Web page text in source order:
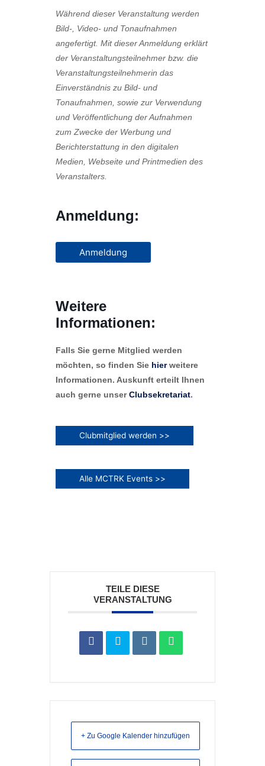
Während dieser Veranstaltung werden
Bild-, Video- und Tonaufnahmen
angefertigt. Mit dieser Anmeldung erklärt
der Veranstaltungsteilnehmer bzw. die
Veranstaltungsteilnehmerin das
Einverständnis zu Bild- und
Tonaufnahmen, sowie zur Verwendung
und Veröffentlichung der Aufnahmen
zum Zwecke der Werbung und
Berichterstattung in den digitalen
Medien, Webseite und Printmedien des
Veranstalters.
Anmeldung:
Anmeldung
Weitere
Informationen:
Falls Sie gerne Mitglied werden
möchten, so finden Sie hierweitere
Informationen. Auskunft erteilt Ihnen
auch gerne unser Clubsekretariat.
Clubmitglied werden >>
Alle MCTRK Events >>
TEILE DIESE
VERANSTALTUNG
+ Zu Google Kalender hinzufügen